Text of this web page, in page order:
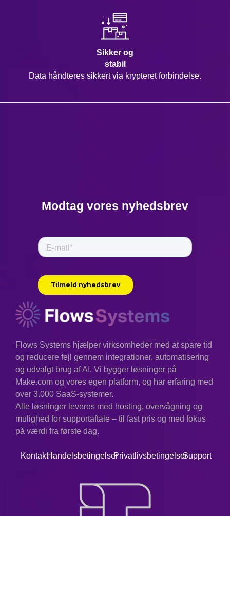
Sikker og
stabil
Data håndteres sikkert via krypteret forbindelse.
Modtag vores nyhedsbrev
Flows Systems hjælper virksomheder med at spare tid
og reducere fejl gennem integrationer, automatisering
og udvalgt brug af AI. Vi bygger løsninger på
Make.com og vores egen platform, og har erfaring med
over 3.000 SaaS-systemer.
Alle løsninger leveres med hosting, overvågning og
mulighed for supportaftale – til fast pris og med fokus
på værdi fra første dag.
KontaktHandelsbetingelserPrivatlivsbetingelserSupport